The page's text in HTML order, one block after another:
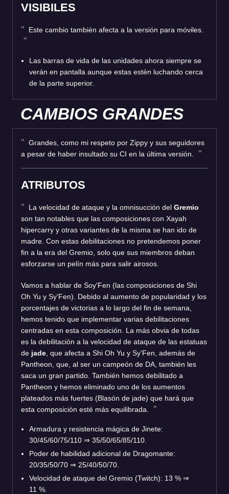
VISIBILES
Este cambio también afecta a la versión para móviles.
Las barras de vida de las unidades ahora siempre se
verán en pantalla aunque estas estén luchando cerca
de la parte superior.
CAMBIOS GRANDES
Grandes, como mi respeto por Zippy y sus seguidores
a pesar de haber insultado su CI en la última versión.
ATRIBUTOS
La velocidad de ataque y la omnisucción del Gremio
son tan notables que las composiciones con Xayah
hipercarry y otras variantes de la misma se han ido de
madre. Con estas debilitaciones no pretendemos poner
fin a la era del Gremio, solo que sus miembros deban
esforzarse un pelín más para salir airosos.
Vamos a hablar de Soy'Fen (las composiciones de Shi
Oh Yu y Sy'Fen). Debido al aumento de popularidad y los
porcentajes de victorias a lo largo del fin de semana,
hemos tenido que implementar varias debilitaciones
centradas en esta composición. La más obvia de todas
es la debilitación a la velocidad de ataque de las estatuas
de jade , que afecta a Shi Oh Yu y Sy'Fen, además de
Pantheon, que, al ser un campeón de DA, también les
saca un gran partido. También hemos debilitado a
Pantheon y hemos eliminado uno de los aumentos
plateados más fuertes (Blasón de jade) que hará que
esta composición esté más equilibrada.
Armadura y resistencia mágica de Jinete:
30/45/60/75/110 ⇒ 35/50/65/85/110.
Poder de habilidad adicional de Dragomante:
20/35/50/70 ⇒ 25/40/50/70.
Velocidad de ataque del Gremio (Twitch): 13 % ⇒
11 %.